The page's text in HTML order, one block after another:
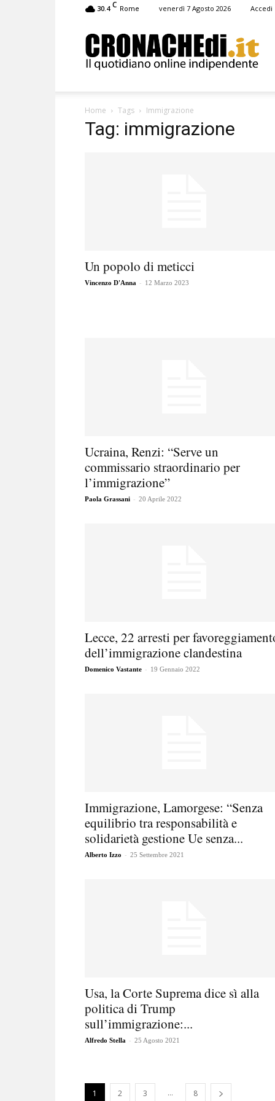
30.4 C Rome venerdì 7 Agosto 2026 Accedi
Home Tags Immigrazione
Tag: immigrazione
Un popolo di meticci
Vincenzo D'Anna - 12 Marzo 2023
Ucraina, Renzi: “Serve un
commissario straordinario per
l’immigrazione”
Paola Grassani - 20 Aprile 2022
Lecce, 22 arresti per
dell’immigrazione clandestina
Domenico Vastante - 19 Gennaio 2022
Immigrazione, Lamorgese: “Senza
equilibrio tra responsabilità e
solidarietà gestione Ue senza...
Alberto Izzo - 25 Settembre 2021
Usa, la Corte Suprema dice sì alla
politica di Trump
sull’immigrazione:...
Alfredo Stella - 25 Agosto 2021
1 2 3 ... 8